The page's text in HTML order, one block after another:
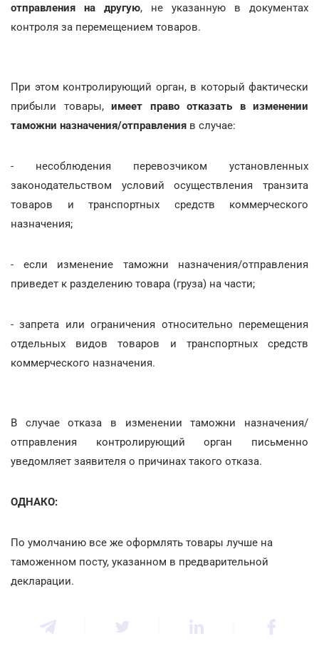
отправления на другую, не указанную в документах
контроля за перемещением товаров.
При этом контролирующий орган, в который фактически
прибыли товары, имеет право отказать в изменении
таможни назначения/отправления в случае:
- несоблюдения перевозчиком установленных
законодательством условий осуществления транзита
товаров и транспортных средств коммерческого
назначения;
- если изменение таможни назначения/отправления
приведет к разделению товара (груза) на части;
- запрета или ограничения относительно перемещения
отдельных видов товаров и транспортных средств
коммерческого назначения.
В случае отказа в изменении таможни назначения/
отправления контролирующий орган письменно
уведомляет заявителя о причинах такого отказа.
ОДНАКО:
По умолчанию все же оформлять товары лучше на
таможенном посту, указанном в предварительной
декларации.